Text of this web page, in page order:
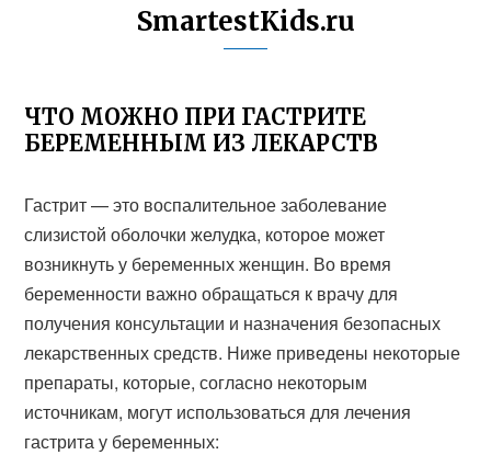
SmartestKids.ru
ЧТО МОЖНО ПРИ ГАСТРИТЕ
БЕРЕМЕННЫМ ИЗ ЛЕКАРСТВ
Гастрит — это воспалительное заболевание
слизистой оболочки желудка, которое может
возникнуть у беременных женщин. Во время
беременности важно обращаться к врачу для
получения консультации и назначения безопасных
лекарственных средств. Ниже приведены некоторые
препараты, которые, согласно некоторым
источникам, могут использоваться для лечения
гастрита у беременных: